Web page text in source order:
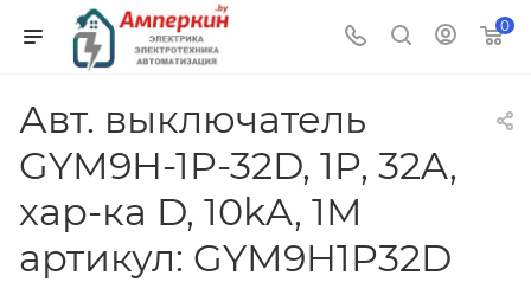
0
Авт. выключатель
GYM9H-1P-32D, 1P, 32A,
хар-ка D, 10kA, 1M
артикул: GYM9H1P32D